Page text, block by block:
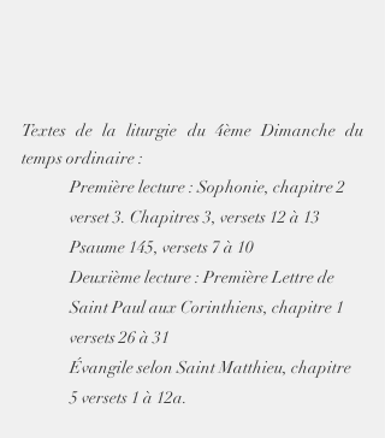
Textes de la liturgie du 4ème Dimanche du
temps ordinaire :
Première lecture : Sophonie, chapitre 2
verset 3. Chapitres 3, versets 12 à 13
Psaume 145, versets 7 à 10
Deuxième lecture : Première Lettre de
Saint Paul aux Corinthiens, chapitre 1
versets 26 à 31
Évangile selon Saint Matthieu, chapitre
5 versets 1 à 12a.